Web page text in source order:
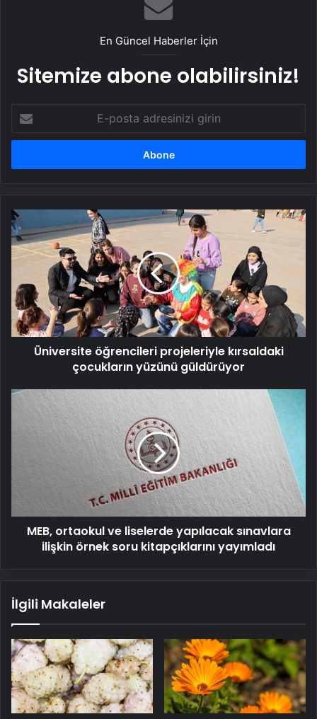
25 Yıllık Miras Davasında Gözler Temmuz
Ayındaki Karar Duruşmasına Çevrildi
En Güncel Haberler İçin
Sitemize abone olabilirsiniz!
posta
adresinizi
Üniversite
öğrencileri
projeleriyle
kırsaldaki
çocukların
yüzünü
güldürüyor
Üniversite öğrencileri projeleriyle kırsaldaki
çocukların yüzünü güldürüyor
MEB,
ortaokul
örnek
soru
kitapçıklarını
yayımladı
MEB, ortaokul ve liselerde yapılacak sınavlara
ilişkin örnek soru kitapçıklarını yayımladı
İlgili Makaleler